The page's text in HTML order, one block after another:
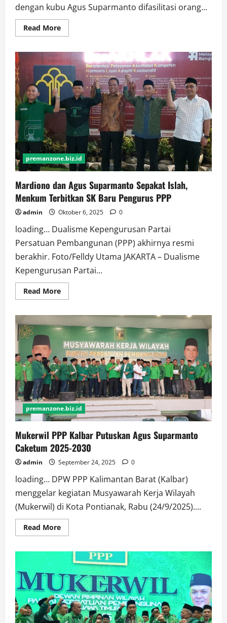
dengan kubu Agus Suparmanto difasilitasi orang...
Read MoreRead
more
‘Orang
Baik’
di
Balik
Rekonsiliasi
dengan
Agus
Suparmanto
premanzone.biz.id
Mardiono dan Agus Suparmanto Sepakat Islah,
Menkum Terbitkan SK Baru Pengurus PPP
admin Oktober 6, 2025 0
loading… Dualisme Kepengurusan Partai
Persatuan Pembangunan (PPP) akhirnya resmi
berakhir. Foto/Felldy Utama JAKARTA – Dualisme
Kepengurusan Partai...
Read MoreRead
more
dan
Agus
Suparmanto
Sepakat
Islah,
Menkum
Terbitkan
SK
Baru
Pengurus
PPP
premanzone.biz.id
Mukerwil PPP Kalbar Putuskan Agus Suparmanto
Caketum 2025-2030
admin September 24, 2025 0
loading… DPW PPP Kalimantan Barat (Kalbar)
menggelar kegiatan Musyawarah Kerja Wilayah
(Mukerwil) di Kota Pontianak, Rabu (24/9/2025)....
Read MoreRead
more
Kalbar
Putuskan
Agus
Suparmanto
Caketum
2025-
2030